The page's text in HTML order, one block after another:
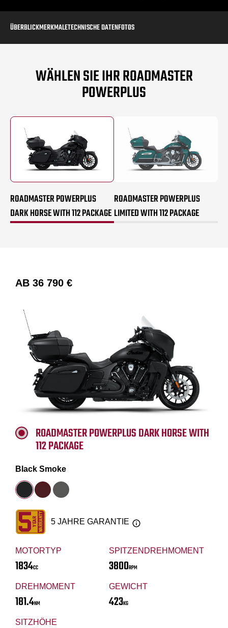
ÜBERBLICKMERKMALETECHNISCHE DATENFOTOS
WÄHLEN SIE IHR ROADMASTER
POWERPLUS
ROADMASTER POWERPLUS
DARK HORSE WITH 112 PACKAGE
ROADMASTER POWERPLUS
LIMITED WITH 112 PACKAGE
AB 36 790 €
MOTORTYP
1834CC
SPITZENDREHMOMENT
3800RPM
DREHMOMENT
181.4NM
GEWICHT
423KG
SITZHÖHE
ROADMASTER POWERPLUS DARK HORSE WITH
112 PACKAGE
Black Smoke
5 JAHRE GARANTIE